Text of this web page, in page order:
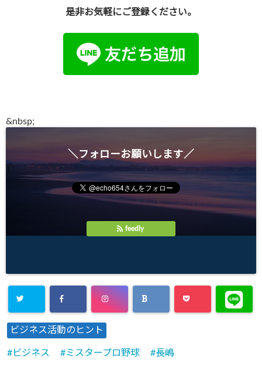
是非お気軽にご登録ください。
&nbsp;
＼フォローお願いします／
feedly
ビジネス活動のヒント
ビジネス ミスタープロ野球 長嶋